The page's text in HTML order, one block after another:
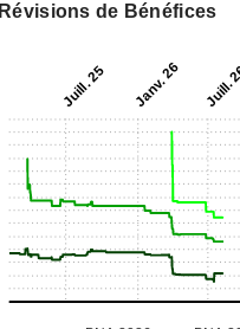
Révisions de Bénéfices